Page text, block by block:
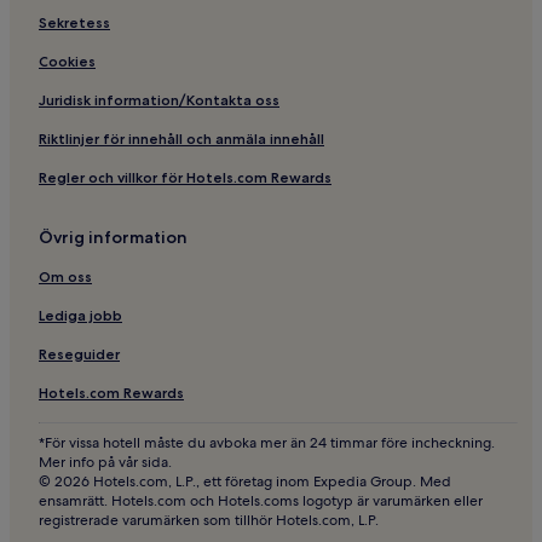
Hotell i närheten av Ringdansen centrum
Hotell i närheten av Ståhl Collection
Hotell i Norrköping
Hotell i närheten av Arbetets museum
Hotell med gym i Centrala Norrköping
Hotell i närheten av Östgötateatern
Hotell med parkering i Centrala Norrköping
Hotell i närheten av PlatinumCars Arena
Hotell i närheten av Atriumhusen spårvagnshållplats
Sekretess
Cookies
Juridisk information/Kontakta oss
Riktlinjer för innehåll och anmäla innehåll
Regler och villkor för Hotels.com Rewards
Övrig information
Om oss
Lediga jobb
Reseguider
Hotels.com Rewards
*För vissa hotell måste du avboka mer än 24 timmar före incheckning.
Mer info på vår sida.
© 2026 Hotels.com, L.P., ett företag inom Expedia Group. Med
ensamrätt. Hotels.com och Hotels.coms logotyp är varumärken eller
registrerade varumärken som tillhör Hotels.com, L.P.